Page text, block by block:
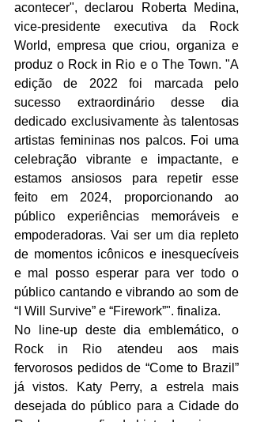
acontecer", declarou Roberta Medina,
vice-presidente executiva da Rock
World, empresa que criou, organiza e
produz o Rock in Rio e o The Town. "A
edição de 2022 foi marcada pelo
sucesso extraordinário desse dia
dedicado exclusivamente às talentosas
artistas femininas nos palcos. Foi uma
celebração vibrante e impactante, e
estamos ansiosos para repetir esse
feito em 2024, proporcionando ao
público experiências memoráveis e
empoderadoras. Vai ser um dia repleto
de momentos icônicos e inesquecíveis
e mal posso esperar para ver todo o
público cantando e vibrando ao som de
“I Will Survive” e “Firework”". finaliza.
No line-up deste dia emblemático, o
Rock in Rio atendeu aos mais
fervorosos pedidos de “Come to Brazil”
já vistos. Katy Perry, a estrela mais
desejada do público para a Cidade do